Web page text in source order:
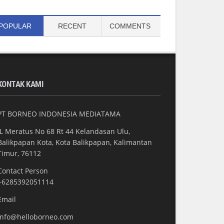
RECENT COMMENTS
KAMI
BORNEO INDONESIA MEDIATAMA
Meratus No 68 Rt 44 Kelandasan Ulu,
Kota, Kota Balikpapan, Kalimantan
76112
Person